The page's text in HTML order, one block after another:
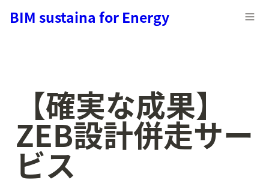
BIM sustaina for Energy
【確実な成果】
ZEB設計併走サー
ビス